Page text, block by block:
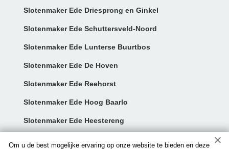
Om u de best mogelijke ervaring op onze website te bieden en deze
Slotenmaker Ede Driesprong en Ginkel
Slotenmaker Ede Schuttersveld-Noord
Slotenmaker Ede Lunterse Buurtbos
Slotenmaker Ede De Hoven
Slotenmaker Ede Reehorst
Slotenmaker Ede Hoog Baarlo
Slotenmaker Ede Heestereng
Contact: